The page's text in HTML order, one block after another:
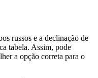
russos e a declinação de
tabela. Assim, pode
a opção correta para o